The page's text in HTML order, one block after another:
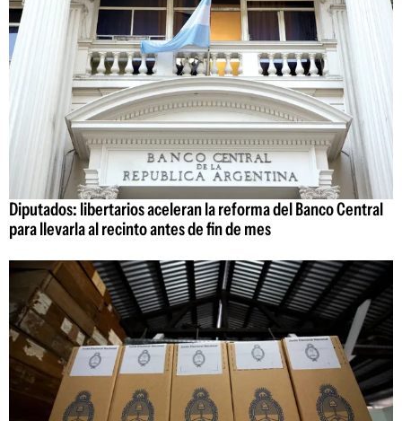
Diputados: libertarios aceleran la reforma del Banco Central
para llevarla al recinto antes de fin de mes